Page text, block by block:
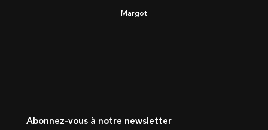
Margot
Abonnez-vous à notre newsletter